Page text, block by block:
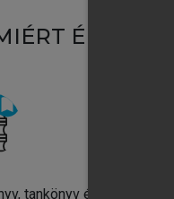
tankönyv és